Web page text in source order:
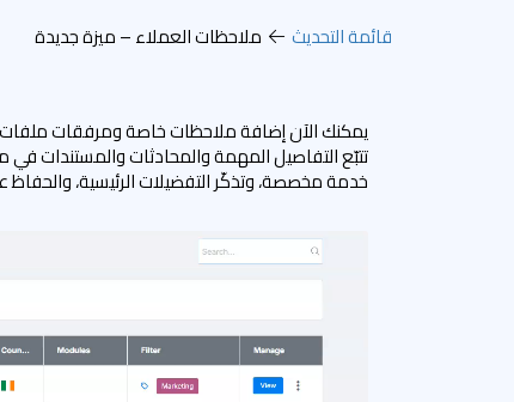
قائمة التحديث ملاحظات العملاء – ميزة جديدة
تتبّع التفاصيل المهمة والمحادثات
خدمة مخصصة، وتذكّر التفضيلات الرئيسية،